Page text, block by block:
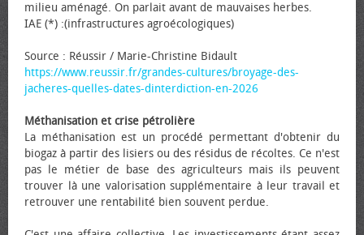
milieu aménagé. On parlait avant de mauvaises herbes.
IAE (*) :(infrastructures agroécologiques)
Source : Réussir / Marie-Christine Bidault
https://www.reussir.fr/grandes-cultures/broyage-des-
jacheres-quelles-dates-dinterdiction-en-2026
Méthanisation et crise pétrolière
La méthanisation est un procédé permettant d'obtenir du
biogaz à partir des lisiers ou des résidus de récoltes. Ce n'est
pas le métier de base des agriculteurs mais ils peuvent
trouver là une valorisation supplémentaire à leur travail et
retrouver une rentabilité bien souvent perdue.